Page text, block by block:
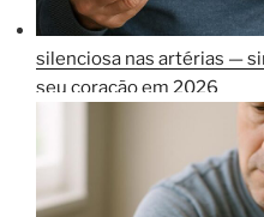
silenciosa nas artérias —
seu coração em 2026